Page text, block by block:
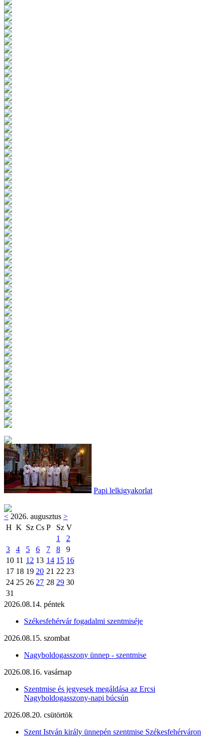
Papi lelkigyakorlat
< 2026. augusztus >
H K Sz Cs P Sz V
1
2
3
4 5 6 7 8
9
10 11 12 13 14 15 16
17 18 19 20 21 22 23
24 25 26 27 28 29 30
31
2026.08.14. péntek
Székesfehérvár fogadalmi szentmiséje
2026.08.15. szombat
Nagyboldogasszony ünnep - szentmise
2026.08.16. vasárnap
Szentmise és jegyesek megáldása az Ercsi
Nagyboldogasszony-napi búcsún
2026.08.20. csütörtök
Szent István király ünnepén szentmise Székesfehérváron